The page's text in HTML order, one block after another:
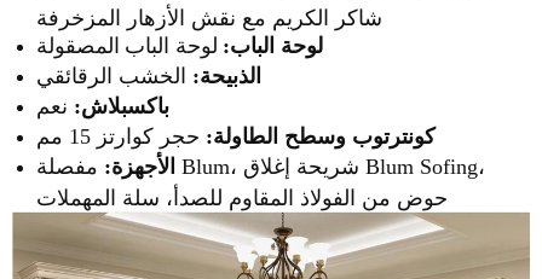
شاكر الكريم مع نقش الأزهار المزخرفة
لوحة الباب: لوحة الباب المصقولة
الذبيحة:
باكسبلاش: نعم
كونترتوب وسطح الطاولة:حجر كوارتز 15 مم
الأجهزة: مفصلة Blum، شريحة إغلاق Blum Sofing،
حوض من الفولاذ المقاوم للصدأ، سلة المهملات